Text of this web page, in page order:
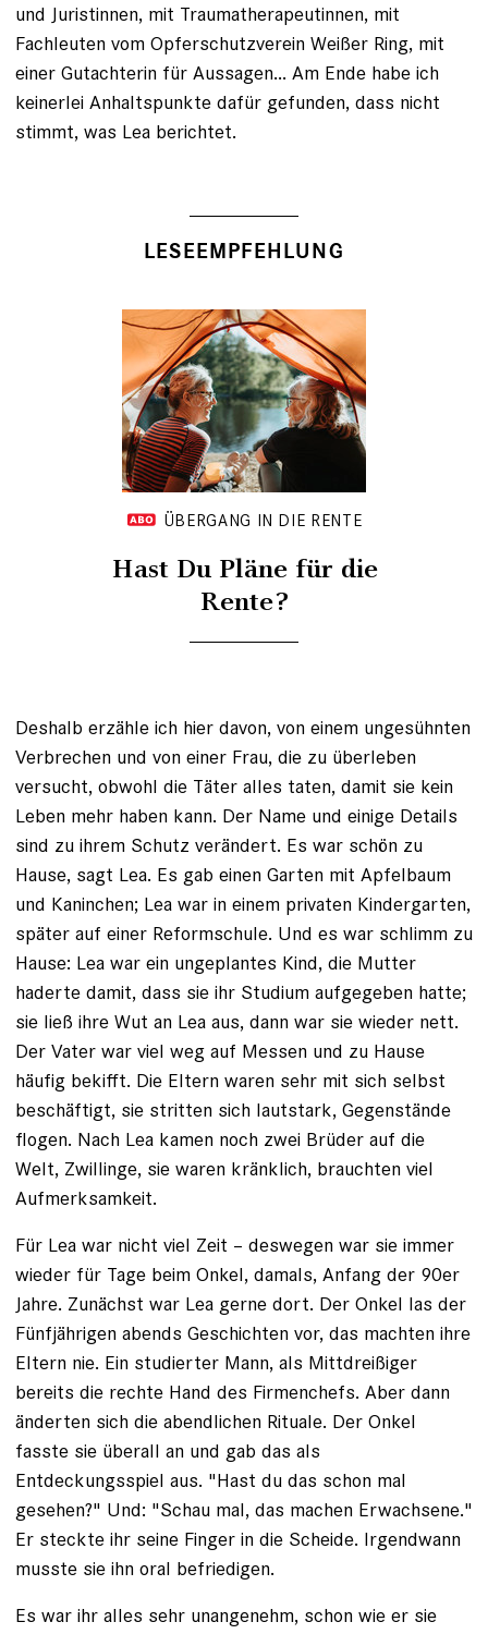
und Juris­tinnen, mit Traumatherapeutinnen, mit
Fachleuten vom Opferschutzverein Weißer Ring, mit
einer Gutachterin für Aussagen... Am Ende habe ich
keinerlei Anhaltspunkte dafür gefunden, dass nicht
stimmt, was Lea berichtet.
LESEEMPFEHLUNG
ÜBERGANG IN DIE RENTE
Hast Du Pläne für die
Rente?
Deshalb erzähle ich hier davon, von einem ungesühnten
Verbrechen und von einer Frau, die zu überleben
versucht, obwohl die Täter alles taten, damit sie kein
Leben mehr haben kann. Der Name und einige Details
sind zu ihrem Schutz verändert. Es war schön zu
Hause, sagt Lea. Es gab einen Garten mit Apfelbaum
und Kaninchen; Lea war in einem ­privaten Kindergarten,
später auf einer Reformschule. Und es war schlimm zu
Hause: Lea war ein ungeplantes Kind, die Mutter
haderte damit, dass sie ihr Studium aufgegeben hatte;
sie ließ ­ihre Wut an Lea aus, dann war sie wieder nett.
Der Vater war viel weg auf Messen und zu Hause
häufig bekifft. Die Eltern waren sehr mit sich selbst
beschäftigt, sie stritten sich lautstark, Gegenstände
flogen. Nach Lea kamen noch zwei Brüder auf die
Welt, Zwillinge, sie waren kränklich, brauchten viel
Aufmerksamkeit.
Für Lea war nicht viel Zeit – deswegen war sie immer
wieder für ­Tage beim Onkel, damals, Anfang der 90er
Jahre. Zunächst war Lea gerne dort. Der Onkel las der
Fünfjährigen abends Geschichten vor, das machten ihre
Eltern nie. Ein studierter Mann, als Mittdreißiger
bereits die rechte Hand des Firmenchefs. Aber dann
änderten sich die abendlichen Rituale. Der Onkel
fasste sie überall an und gab das als
Entdeckungsspiel aus. "Hast du das schon mal
gesehen?" Und: "Schau mal, das machen Erwachsene."
Er steckte ihr seine Finger in die Scheide. Irgendwann
musste sie ihn oral befriedigen.
Es war ihr alles sehr unangenehm, schon wie er sie